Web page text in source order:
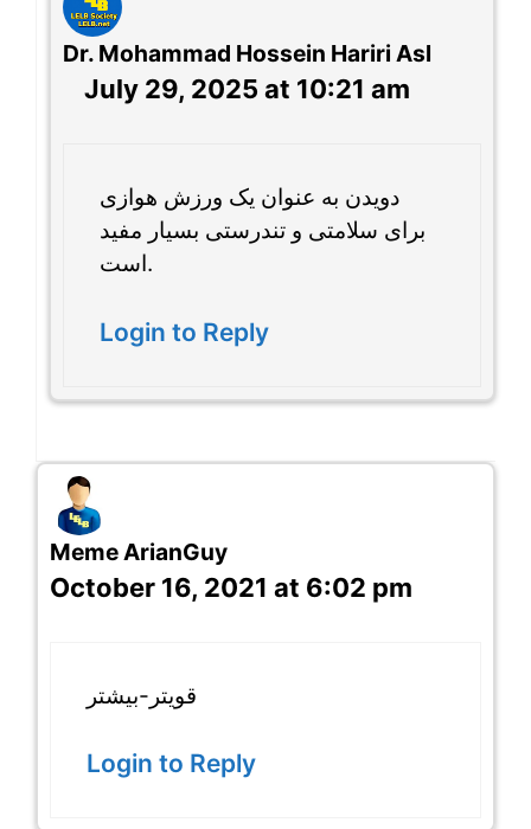
Dr. Mohammad Hossein Hariri Asl
July 29, 2025 at 10:21 am
دویدن به عنوان یک ورزش هوازی
برای سلامتی و تندرستی بسیار مفید
است.
Login to Reply
Meme ArianGuy
October 16, 2021 at 6:02 pm
قویتر-بیشتر
Login to Reply